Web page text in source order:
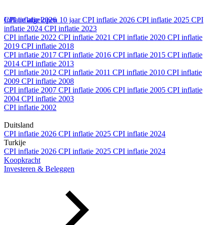
CPI inflatie 2026
Inflatie afgelopen 10 jaarCPI inflatie 2026 CPI inflatie 2025 CPI
inflatie 2024 CPI inflatie 2023
CPI inflatie 2022 CPI inflatie 2021 CPI inflatie 2020 CPI inflatie
2019 CPI inflatie 2018
CPI inflatie 2017 CPI inflatie 2016 CPI inflatie 2015 CPI inflatie
2014 CPI inflatie 2013
CPI inflatie 2012 CPI inflatie 2011 CPI inflatie 2010 CPI inflatie
2009 CPI inflatie 2008
CPI inflatie 2007 CPI inflatie 2006 CPI inflatie 2005 CPI inflatie
2004 CPI inflatie 2003
CPI inflatie 2002
Duitsland
CPI inflatie 2026 CPI inflatie 2025 CPI inflatie 2024
Turkije
CPI inflatie 2026 CPI inflatie 2025 CPI inflatie 2024
Koopkracht
Investeren & Beleggen